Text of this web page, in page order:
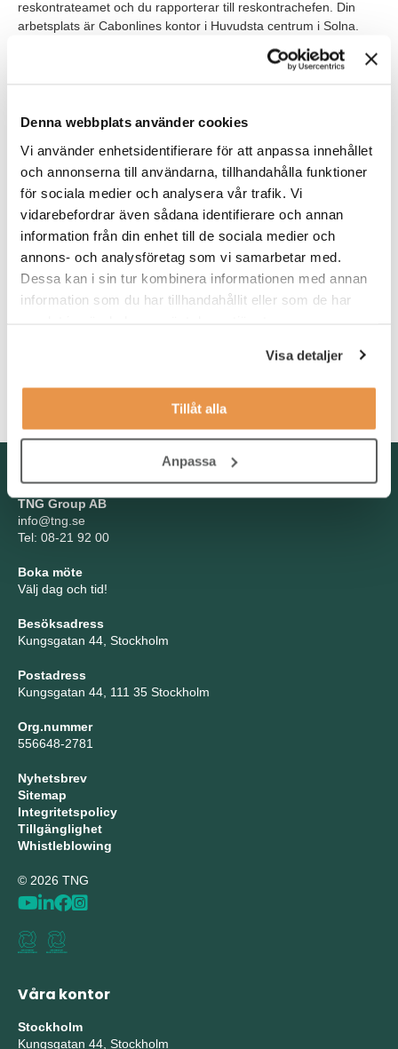
Denna webbplats använder cookies
Vi använder enhetsidentifierare för att anpassa innehållet
och annonserna till användarna, tillhandahålla funktioner
för sociala medier och analysera vår trafik. Vi
vidarebefordrar även sådana identifierare och annan
information från din enhet till de sociala medier och
annons- och analysföretag som vi samarbetar med.
Dessa kan i sin tur kombinera informationen med annan
information som du har tillhandahållit eller som de har
Visa detaljer
Tillåt alla
Anpassa
reskontrateamet och du rapporterar till reskontrachefen. Din
arbetsplats är Cabonlines kontor i Huvudsta centrum i Solna.
arbeta hemifrån några dagar i veckan. Detta är ett
månader. Tjänsten startar så snart rätt person kan vara på
Våra förväntningar
För att bli framgångsrik i rollen som ekonomiassistent söker vi
dig som har tidigare erfarenhet inom både kund- och
är van att hantera stora flöden. Dina systemkunskaper är goda
och du är flytande i svenska.
att arbeta i en föränderlig miljö där din vilja och engagemang
TNG Group AB
info@tng.se
Tel: 08-21 92 00
Boka möte
Välj dag och tid!
Besöksadress
Kungsgatan 44, Stockholm
Postadress
Kungsgatan 44, 111 35 Stockholm
Org.nummer
556648-2781
Nyhetsbrev
Sitemap
Integritetspolicy
Tillgänglighet
Whistleblowing
© 2026 TNG
Våra kontor
Stockholm
Kungsgatan 44, Stockholm